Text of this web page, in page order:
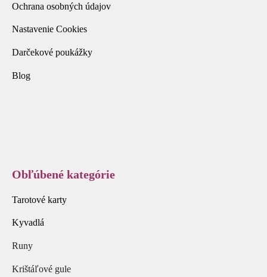
Ochrana osobných údajov
Nastavenie Cookies
Darčekové poukážky
Blog
Obľúbené kategórie
Tarotové karty
Kyvadlá
Runy
Krištáľové gule